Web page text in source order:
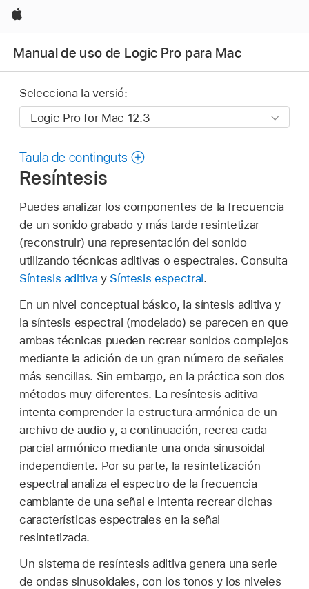
Apple
Manual de uso de Logic Pro para Mac
Selecciona la versió:
Taula de continguts
Resíntesis
Puedes analizar los componentes de la frecuencia
de un sonido grabado y más tarde resintetizar
(reconstruir) una representación del sonido
utilizando técnicas aditivas o espectrales. Consulta
Síntesis aditiva y Síntesis espectral.
En un nivel conceptual básico, la síntesis aditiva y
la síntesis espectral (modelado) se parecen en que
ambas técnicas pueden recrear sonidos complejos
mediante la adición de un gran número de señales
más sencillas. Sin embargo, en la práctica son dos
métodos muy diferentes. La resíntesis aditiva
intenta comprender la estructura armónica de un
archivo de audio y, a continuación, recrea cada
parcial armónico mediante una onda sinusoidal
independiente. Por su parte, la resintetización
espectral analiza el espectro de la frecuencia
cambiante de una señal e intenta recrear dichas
características espectrales en la señal
resintetizada.
Un sistema de resíntesis aditiva genera una serie
de ondas sinusoidales, con los tonos y los niveles